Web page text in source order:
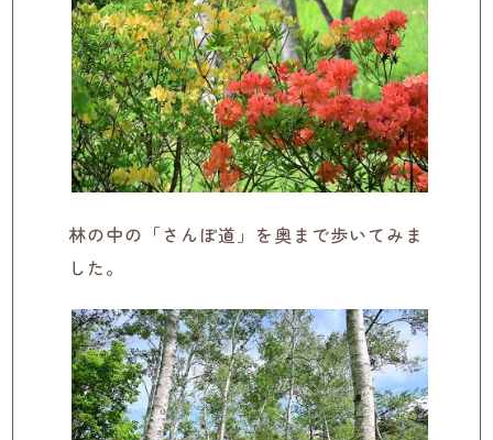
林の中の「さんぽ道」を奥まで歩いてみま
した。